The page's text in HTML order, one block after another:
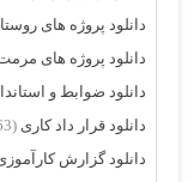
دانلود پروژه های
دانلود پروژه های
دانلود ضوابط و
دانلود قرار داد کاری (63)
دانلود گزارش